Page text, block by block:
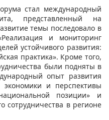
стал международный
представленный на
темы последовало в
и мониторинг
устойчивого развития:
практика». Кроме того,
были подняты в
опыт развития
экономики и перспективы
позиции» и
сотрудничества в регионе